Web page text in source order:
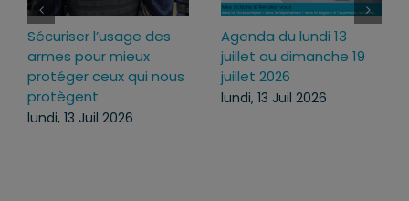
Sécuriser l’usage des
armes pour mieux
protéger ceux qui nous
protègent
lundi, 13 Juil 2026
Agenda du lundi 13
juillet au dimanche 19
juillet 2026
lundi, 13 Juil 2026